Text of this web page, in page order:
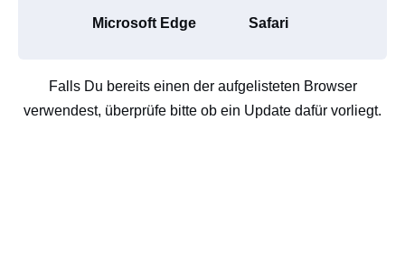
Microsoft Edge Safari
Falls Du bereits einen der aufgelisteten Browser
verwendest, überprüfe bitte ob ein Update dafür vorliegt.